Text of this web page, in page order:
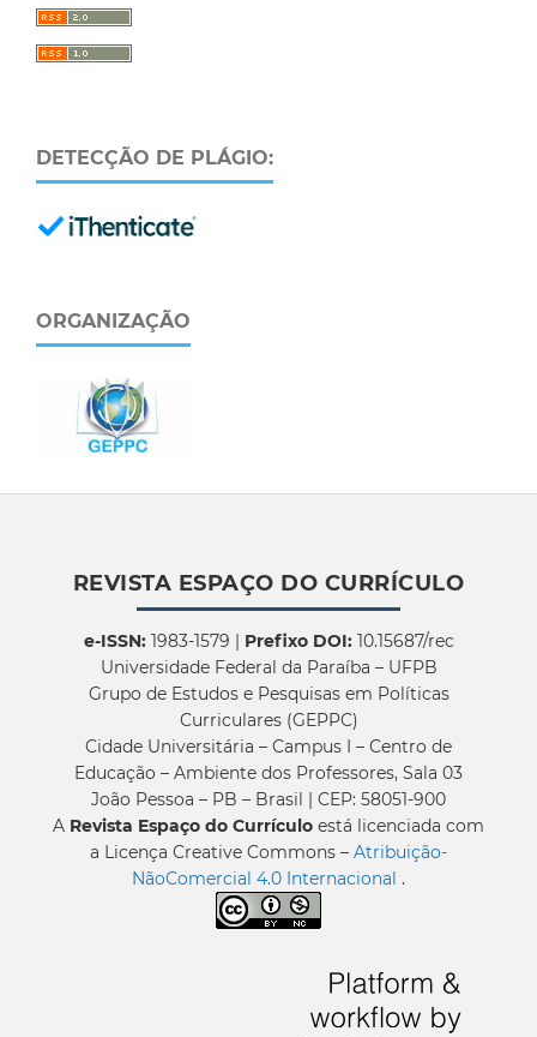
DETECÇÃO DE PLÁGIO:
ORGANIZAÇÃO
REVISTA ESPAÇO DO CURRÍCULO
e-ISSN:1983-1579 | Prefixo DOI:10.15687/rec
Universidade Federal da Paraíba – UFPB
Grupo de Estudos e Pesquisas em Políticas
Curriculares (GEPPC)
Cidade Universitária – Campus I – Centro de
Educação – Ambiente dos Professores, Sala 03
João Pessoa – PB – Brasil | CEP: 58051-900
A Revista Espaço do Currículo está licenciada com
a Licença Creative Commons – Atribuição-
NãoComercial 4.0 Internacional .